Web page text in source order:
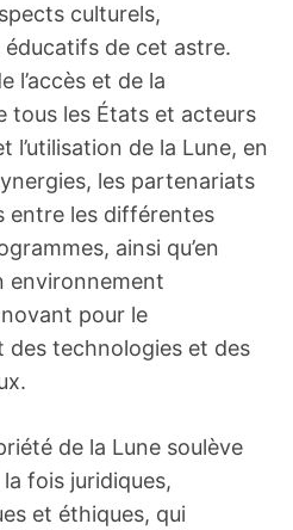
culturels,
de cet astre.
l’accès et de la
tous les États et acteurs
l’utilisation de la Lune, en
les partenariats
entre les différentes
ainsi qu’en
environnement
pour le
des technologies et des
de la Lune soulève
fois juridiques,
et éthiques, qui